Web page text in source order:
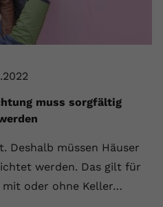
muss sorgfältig
Deshalb müssen Häuser
werden. Das gilt für
mit oder ohne Keller…